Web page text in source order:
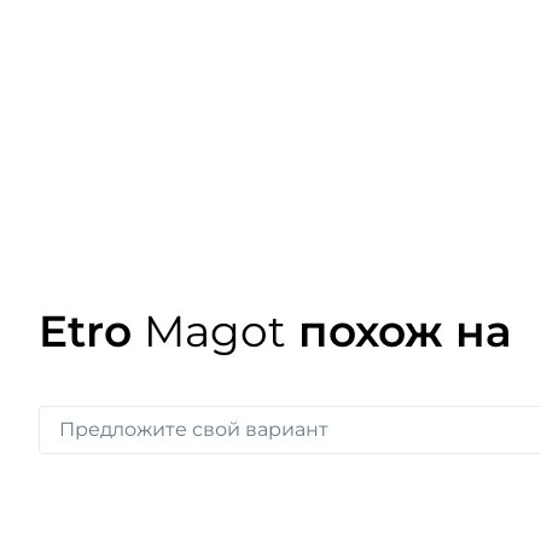
Etro Magot похож на